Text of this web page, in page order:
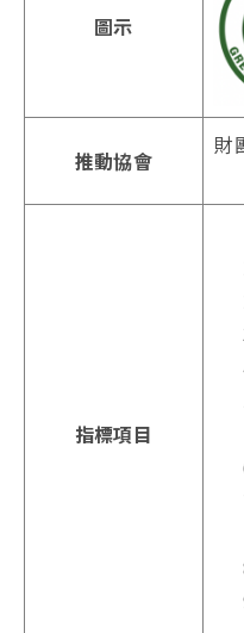
圖示
推動協會
財
指標項目